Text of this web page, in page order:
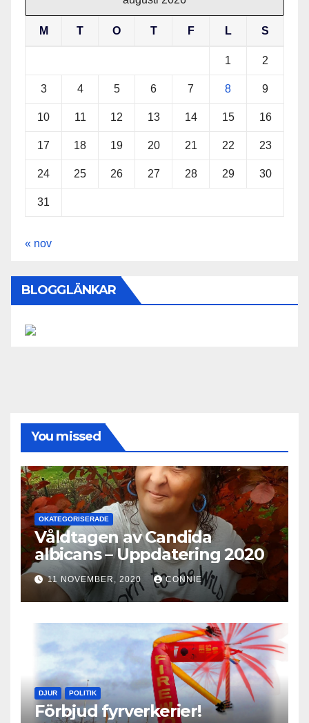
M T O T F L S
1 2
3 4 5 6 7 8 9
10 11 12 13 14 15 16
17 18 19 20 21 22 23
24 25 26 27 28 29 30
31
« nov
BLOGGLÄNKAR
You missed
OKATEGORISERADE
Våldtagen av Candida
albicans – Uppdatering 2020
11 NOVEMBER, 2020 CONNIE
DJUR POLITIK
Förbjud fyrverkerier!